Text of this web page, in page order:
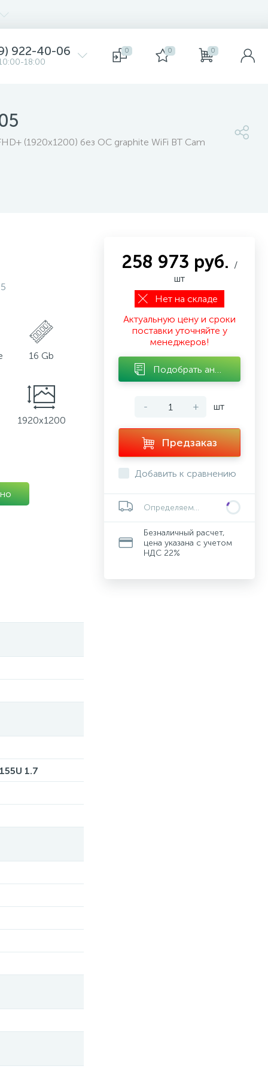
922-40-06
18:00
0 0 0
(1920x1200) без ОС graphite WiFi BT Cam
16 Gb
1920x1200
1.7
258 973 руб. /
шт
Нет на складе
Актуальную цену и сроки
поставки уточняйте у
менеджеров!
- + шт
Предзаказ
Добавить к сравнению
Определяем...
Безналичный расчет,
цена указана с учетом
НДС 22%